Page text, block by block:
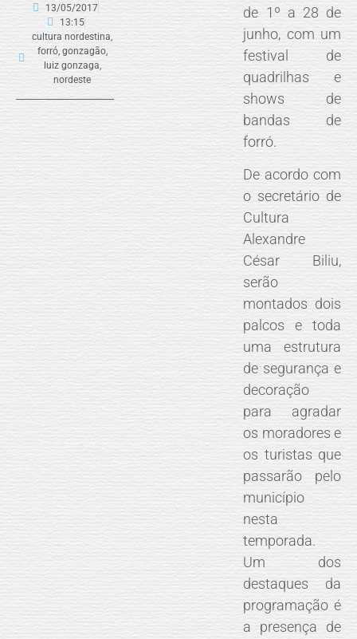
13/05/2017
13:15
cultura nordestina,
forró, gonzagão,
luiz gonzaga,
nordeste
de 1º a 28 de
junho, com um
festival de
quadrilhas e
shows de
bandas de
forró.
De acordo com
o secretário de
Cultura
Alexandre
César Biliu,
serão
montados dois
palcos e toda
uma estrutura
de segurança e
decoração
para agradar
os moradores e
os turistas que
passarão pelo
município
nesta
temporada.
Um dos
destaques da
programação é
a presença de